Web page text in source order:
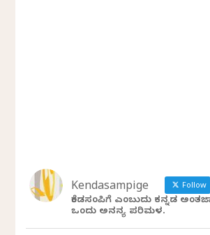
Kendasampige Follow
ಕೆಂಡಸಂಪಿಗೆ ಎಂಬುದು ಕನ್ನಡ
ಒಂದು ಅನನ್ಯ ಪರಿಮಳ.